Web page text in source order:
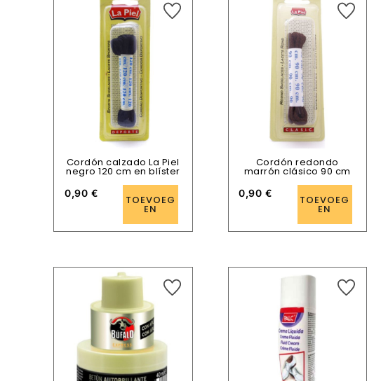
Cordón calzado La Piel
negro 120 cm en blíster
0,90 €
TOEVOEG
EN
Cordón redondo
marrón clásico 90 cm
0,90 €
TOEVOEG
EN